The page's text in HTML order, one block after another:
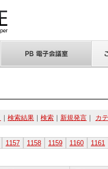
｜ 検索結果 ｜ 検索 ｜ 新規発言 ｜ カ
1157 1158 1159 1160 1161